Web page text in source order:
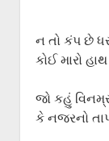
ન તો કંપ છે
કોઈ મારો
જો કહું
કે નજરનો